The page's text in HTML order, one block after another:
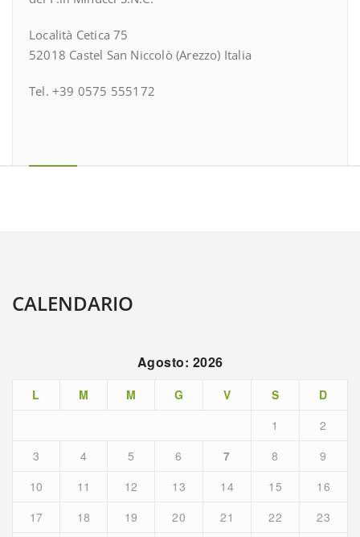
Località Cetica 75
52018 Castel San Niccolò (Arezzo) Italia
Tel. +39 0575 555172
CALENDARIO
Agosto: 2026
L M M G V S
D
1
2
3
4 5 6 7 8
9
10
11 12 13 14 15
16
17
18 19 20 21 22
23